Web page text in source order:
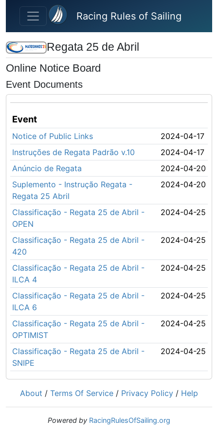
Skip to main content
Racing Rules of Sailing
Regata 25 de Abril
Online Notice Board
Event Documents
Event
Notice of Public Links
2024-04-17
Instruções de Regata Padrão v.10
2024-04-17
Anúncio de Regata
2024-04-20
Suplemento - Instrução Regata -
Regata 25 Abril
2024-04-20
Classificação - Regata 25 de Abril -
OPEN
2024-04-25
Classificação - Regata 25 de Abril -
420
2024-04-25
Classificação - Regata 25 de Abril -
ILCA 4
2024-04-25
Classificação - Regata 25 de Abril -
ILCA 6
2024-04-25
Classificação - Regata 25 de Abril -
OPTIMIST
2024-04-25
Classificação - Regata 25 de Abril -
SNIPE
2024-04-25
About / Terms Of Service / Privacy Policy / Help
Powered by RacingRulesOfSailing.org